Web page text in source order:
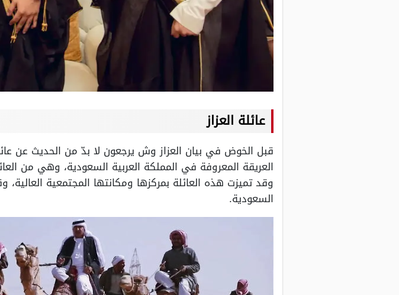
عائلة العزاز
قبل الخوض في بيان العزاز وش يرجعون لا بدّ من الحديث عن
العريقة المعروفة في المملكة العربية السعودية، وهي من
وقد تميزت هذه العائلة بمركزها ومكانتها المجتمعية
السعودية.